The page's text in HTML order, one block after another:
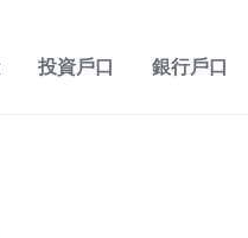
投資戶口 銀行戶口